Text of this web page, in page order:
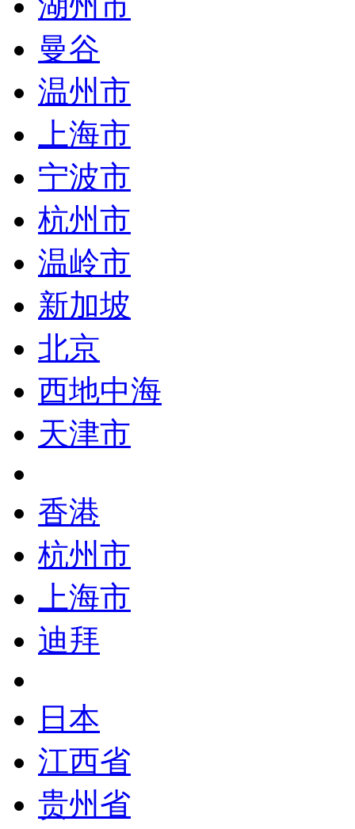
曼谷
温州市
上海市
宁波市
杭州市
温岭市
新加坡
北京
西地中海
天津市
香港
杭州市
上海市
迪拜
日本
江西省
贵州省